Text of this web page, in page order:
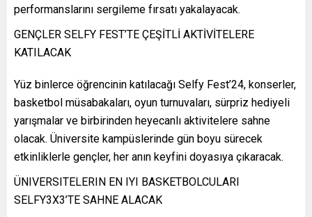
performanslarını sergileme fırsatı yakalayacak.
GENÇLER SELFY FEST’TE ÇEŞİTLİ AKTİVİTELERE
KATILACAK
Yüz binlerce öğrencinin katılacağı Selfy Fest’24, konserler,
basketbol müsabakaları, oyun turnuvaları, sürpriz hediyeli
yarışmalar ve birbirinden heyecanlı aktivitelere sahne
olacak. Üniversite kampüslerinde gün boyu sürecek
etkinliklerle gençler, her anın keyfini doyasıya çıkaracak.
ÜNIVERSITELERIN EN IYI BASKETBOLCULARI
SELFY3X3’TE SAHNE ALACAK